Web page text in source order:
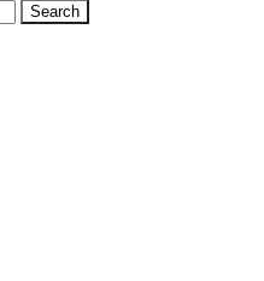
Search